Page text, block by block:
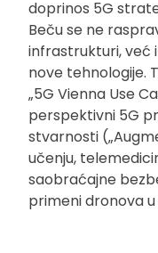
doprinos 5G
Beču se ne
infrastrukturi, već
nove tehnologije.
„5G Vienna Use
perspektivni 5G
stvarnosti
učenju,
saobraćajne
primeni dronova